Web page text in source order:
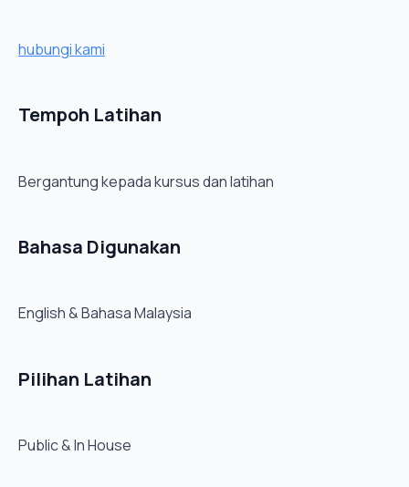
hubungi kami
Tempoh Latihan
Bergantung kepada kursus dan latihan
Bahasa Digunakan
English & Bahasa Malaysia
Pilihan Latihan
Public & In House